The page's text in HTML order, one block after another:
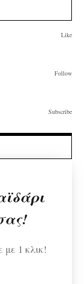
Like
Follow
Subscribe
με 1 κλικ!